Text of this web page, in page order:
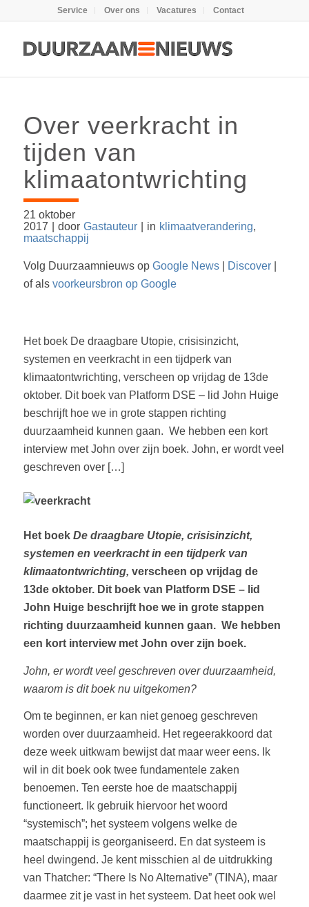
Service Over ons Vacatures Contact
Over veerkracht in
tijden van
klimaatontwrichting
21 oktober
2017
door Gastauteur in klimaatverandering,
maatschappij
Volg Duurzaamnieuws op Google News| Discover|
of als voorkeursbron op Google
Het boek De draagbare Utopie, crisisinzicht,
systemen en veerkracht in een tijdperk van
klimaatontwrichting, verscheen op vrijdag de 13de
oktober. Dit boek van Platform DSE – lid John Huige
beschrijft hoe we in grote stappen richting
duurzaamheid kunnen gaan. We hebben een kort
interview met John over zijn boek. John, er wordt veel
geschreven over […]
Het boek De draagbare Utopie, crisisinzicht,
systemen en veerkracht in een tijdperk van
klimaatontwrichting, verscheen op vrijdag de
13de oktober. Dit boek van Platform DSE – lid
John Huige beschrijft hoe we in grote stappen
richting duurzaamheid kunnen gaan. We hebben
een kort interview met John over zijn boek.
John, er wordt veel geschreven over duurzaamheid,
waarom is dit boek nu uitgekomen?
Om te beginnen, er kan niet genoeg geschreven
worden over duurzaamheid. Het regeerakkoord dat
deze week uitkwam bewijst dat maar weer eens. Ik
wil in dit boek ook twee fundamentele zaken
benoemen. Ten eerste hoe de maatschappij
functioneert. Ik gebruik hiervoor het woord
“systemisch”; het systeem volgens welke de
maatschappij is georganiseerd. En dat systeem is
heel dwingend. Je kent misschien al de uitdrukking
van Thatcher: “There Is No Alternative” (TINA), maar
daarmee zit je vast in het systeem. Dat heet ook wel